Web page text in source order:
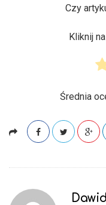
Czy
Kliknij
Średnia